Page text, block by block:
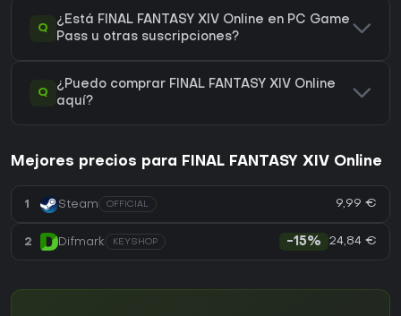
Q
¿Está FINAL FANTASY XIV Online en PC Game
Pass u otras suscripciones?
Q
¿Puedo comprar FINAL FANTASY XIV Online
aquí?
Mejores precios para FINAL FANTASY XIV Online
1 Steam OFFICIAL 9,99 €
2 Difmark KEYSHOP -15% 24,84 €